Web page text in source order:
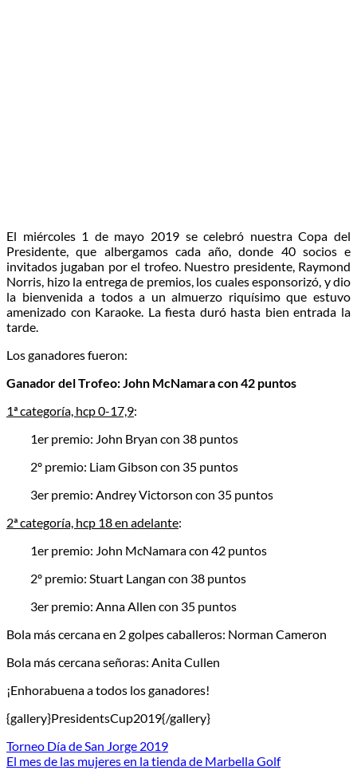
El miércoles 1 de mayo 2019 se celebró nuestra Copa del
Presidente, que albergamos cada año, donde 40 socios e
invitados jugaban por el trofeo. Nuestro presidente, Raymond
Norris, hizo la entrega de premios, los cuales esponsorizó, y dio
la bienvenida a todos a un almuerzo riquísimo que estuvo
amenizado con Karaoke. La fiesta duró hasta bien entrada la
tarde.
Los ganadores fueron:
Ganador del Trofeo: John McNamara con 42 puntos
1ª categoría, hcp 0-17,9:
1er premio: John Bryan con 38 puntos
2º premio: Liam Gibson con 35 puntos
3er premio: Andrey Victorson con 35 puntos
2ª categoría, hcp 18 en adelante:
1er premio: John McNamara con 42 puntos
2º premio: Stuart Langan con 38 puntos
3er premio: Anna Allen con 35 puntos
Bola más cercana en 2 golpes caballeros: Norman Cameron
Bola más cercana señoras: Anita Cullen
¡Enhorabuena a todos los ganadores!
{gallery}PresidentsCup2019{/gallery}
Torneo Día de San Jorge 2019
El mes de las mujeres en la tienda de Marbella Golf